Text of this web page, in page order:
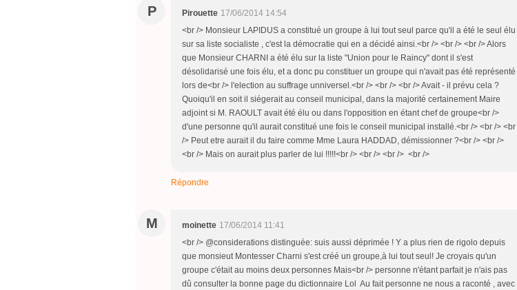
P Pirouette 17/06/2014 14:54
<br /> Monsieur LAPIDUS a constitué un groupe à lui tout seul parce qu'il a été le seul élu
sur sa liste socialiste , c'est la démocratie qui en a décidé ainsi.<br /> <br /> <br /> Alors
que Monsieur CHARNI a été élu sur la liste "Union pour le Raincy" dont il s'est
désolidarisé une fois élu, et a donc pu constituer un groupe qui n'avait pas été représenté
lors de<br /> l'election au suffrage unniversel.<br /> <br /> <br /> Avait - il prévu cela ?
Quoiqu'il en soit il siégerait au conseil municipal, dans la majorité certainement Maire
adjoint si M. RAOULT avait été élu ou dans l'opposition en étant chef de groupe<br />
d'une personne qu'il aurait constitué une fois le conseil municipal installé.<br /> <br /> <br
/> Peut etre aurait il du faire comme Mme Laura HADDAD, démissionner ?<br /> <br />
<br /> Mais on aurait plus parler de lui !!!!!<br /> <br /> <br /> <br />
Répondre
M moinette 17/06/2014 11:41
<br /> @considerations distinguée: suis aussi déprimée ! Y a plus rien de rigolo depuis
que monsieut Montesser Charni s'est créé un groupe,à lui tout seul! Je croyais qu'un
groupe c'était au moins deux personnes Mais<br /> personne n'étant parfait je n'ais pas
dû consulter la bonne page du dictionnaire Lol Au fait personne ne nous a raconté , avec